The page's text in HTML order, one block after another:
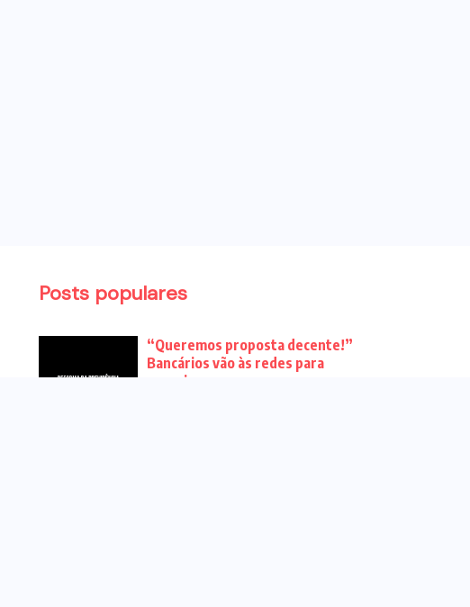
Posts populares
“Queremos proposta decente!”
Bancários vão às redes para
pressionar a...